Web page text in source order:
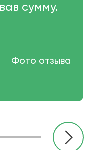
сумму.
Фото отзыва